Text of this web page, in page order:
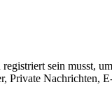
sein musst,
Nachrichten,